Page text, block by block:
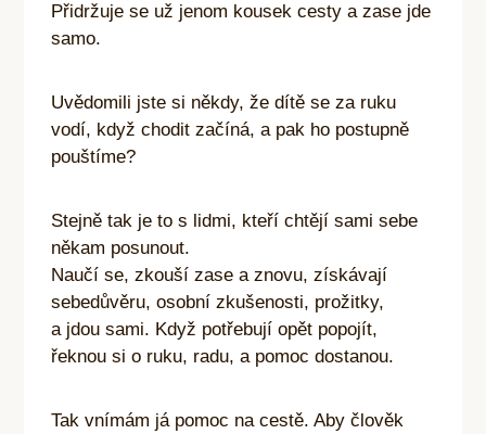
Přidržuje se už jenom kousek cesty a zase jde
samo.
Uvědomili jste si někdy, že dítě se za ruku
vodí, když chodit začíná, a pak ho postupně
pouštíme?
Stejně tak je to s lidmi, kteří chtějí sami sebe
někam posunout.
Naučí se, zkouší zase a znovu, získávají
sebedůvěru, osobní zkušenosti, prožitky,
a jdou sami. Když potřebují opět popojít,
řeknou si o ruku, radu, a pomoc dostanou.
Tak vnímám já pomoc na cestě. Aby člověk